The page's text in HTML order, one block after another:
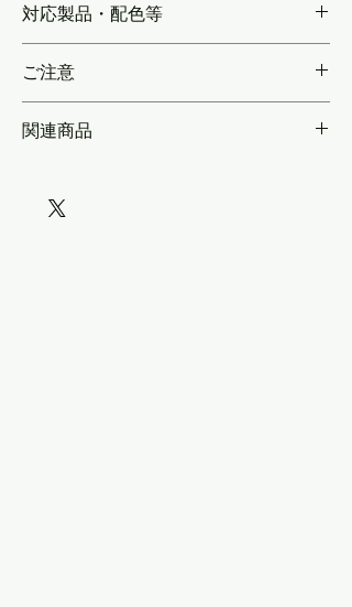
分収録。エンド/ATS表記類・妻面諸元標記
類は適量収録。
対応製品・配色等
ご注意
関連商品